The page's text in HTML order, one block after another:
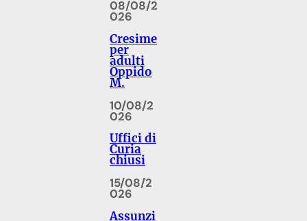
08/08/2
026
Cresime
per
adulti
Oppido
M.
10/08/2
026
Uffici di
Curia
chiusi
15/08/2
026
Assunzi